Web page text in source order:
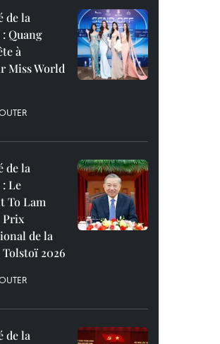
de la
Quang
à
Miss World
de la
: Le
To Lam
Prix
de la
2026
de la